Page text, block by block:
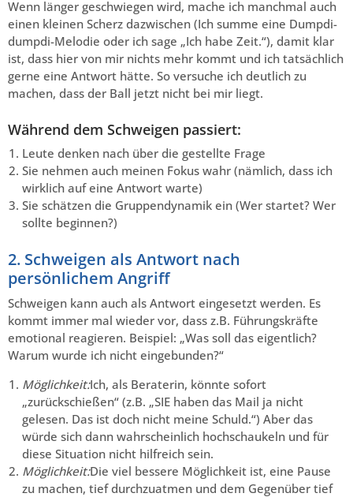
Wenn länger geschwiegen wird, mache ich manchmal auch
einen kleinen Scherz dazwischen (Ich summe eine Dumpdi-
dumpdi-Melodie oder ich sage „Ich habe Zeit.“), damit klar
ist, dass hier von mir nichts mehr kommt und ich tatsächlich
gerne eine Antwort hätte. So versuche ich deutlich zu
machen, dass der Ball jetzt nicht bei mir liegt.
Während dem Schweigen passiert:
Leute denken nach über die gestellte Frage
Sie nehmen auch meinen Fokus wahr (nämlich, dass ich
wirklich auf eine Antwort warte)
Sie schätzen die Gruppendynamik ein (Wer startet? Wer
sollte beginnen?)
2. Schweigen als Antwort nach
persönlichem Angriff
Schweigen kann auch als Antwort eingesetzt werden. Es
kommt immer mal wieder vor, dass z.B. Führungskräfte
emotional reagieren. Beispiel: „Was soll das eigentlich?
Warum wurde ich nicht eingebunden?“
Möglichkeit:Ich, als Beraterin, könnte sofort
„zurückschießen“ (z.B. „SIE haben das Mail ja nicht
gelesen. Das ist doch nicht meine Schuld.“) Aber das
würde sich dann wahrscheinlich hochschaukeln und für
diese Situation nicht hilfreich sein.
Möglichkeit:Die viel bessere Möglichkeit ist, eine Pause
zu machen, tief durchzuatmen und dem Gegenüber tief